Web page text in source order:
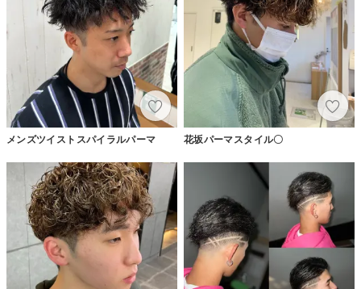
メンズツイストスパイラルパーマ 花坂パーマスタイル〇